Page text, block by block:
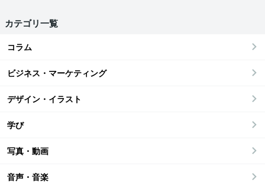
カテゴリ一覧
コラム
ビジネス・マーケティング
デザイン・イラスト
学び
写真・動画
音声・音楽